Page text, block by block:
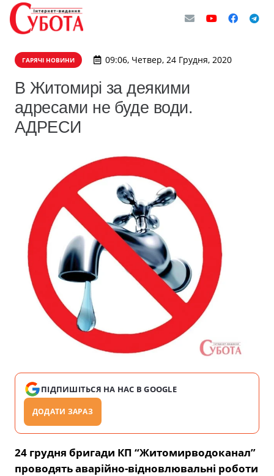
ГАРЯЧІ НОВИНИ 09:06, Четвер, 24 Грудня, 2020
В Житомирі за деякими
адресами не буде води.
АДРЕСИ
ПІДПИШІТЬСЯ НА НАС В GOOGLE
ДОДАТИ ЗАРАЗ
24 грудня бригади КП “Житомирводоканал”
проводять аварійно-відновлювальні роботи